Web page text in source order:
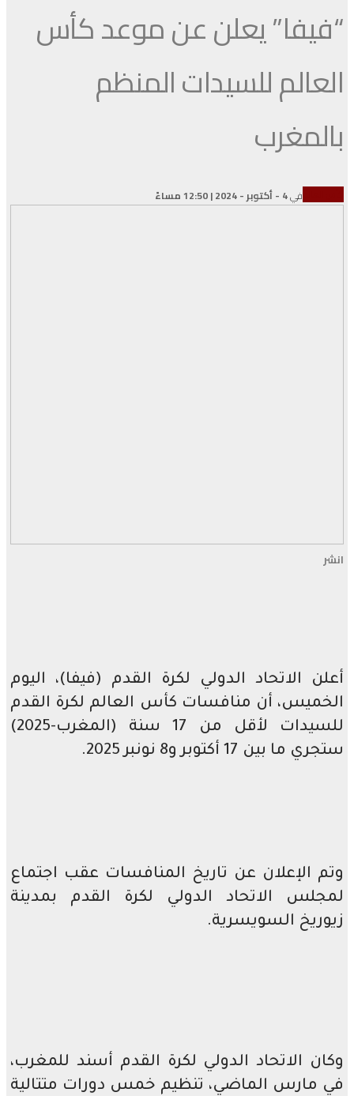
“فيفا” يعلن عن موعد كأس
العالم للسيدات المنظم
بالمغرب
في4 - أكتوبر - 2024 | 12:50 مساءً
انشر
أعلن الاتحاد الدولي لكرة القدم (فيفا)، اليوم
الخميس، أن منافسات كأس العالم لكرة القدم
للسيدات لأقل من 17 سنة (المغرب-2025)
ستجري ما بين 17 أكتوبر و8 نونبر 2025.
وتم الإعلان عن تاريخ المنافسات عقب اجتماع
لمجلس الاتحاد الدولي لكرة القدم بمدينة
زيوريخ السويسرية.
وكان الاتحاد الدولي لكرة القدم أسند للمغرب،
في مارس الماضي، تنظيم خمس دورات متتالية